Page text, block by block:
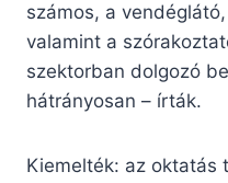
számos, a
valamint a
szektorban dolgozó
hátrányosan – írták.
Kiemelték: az oktatás